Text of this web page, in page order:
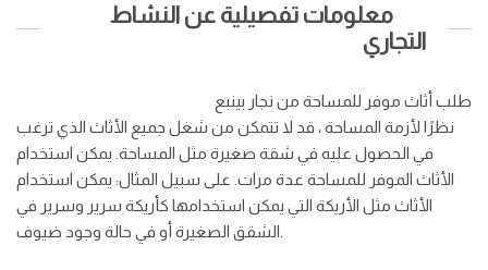
معلومات تفصيلية عن النشاط
التجاري
طلب أثاث موفر للمساحة من نجار بينبع
نظرًا لأزمة المساحة ، قد لا تتمكن من شغل جميع الأثاث الذي ترغب
في الحصول عليه في شقة صغيرة مثل المساحة. يمكن استخدام
الأثاث الموفر للمساحة عدة مرات. على سبيل المثال: يمكن استخدام
الأثاث مثل الأريكة التي يمكن استخدامها كأريكة سرير وسرير في